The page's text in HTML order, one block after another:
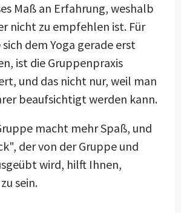
Maß an Erfahrung, weshalb
nicht zu empfehlen ist. Für
dem Yoga gerade erst
ist die Gruppenpraxis
und das nicht nur, weil man
beaufsichtigt werden kann.
macht mehr Spaß, und
der von der Gruppe und
wird, hilft Ihnen,
sein.